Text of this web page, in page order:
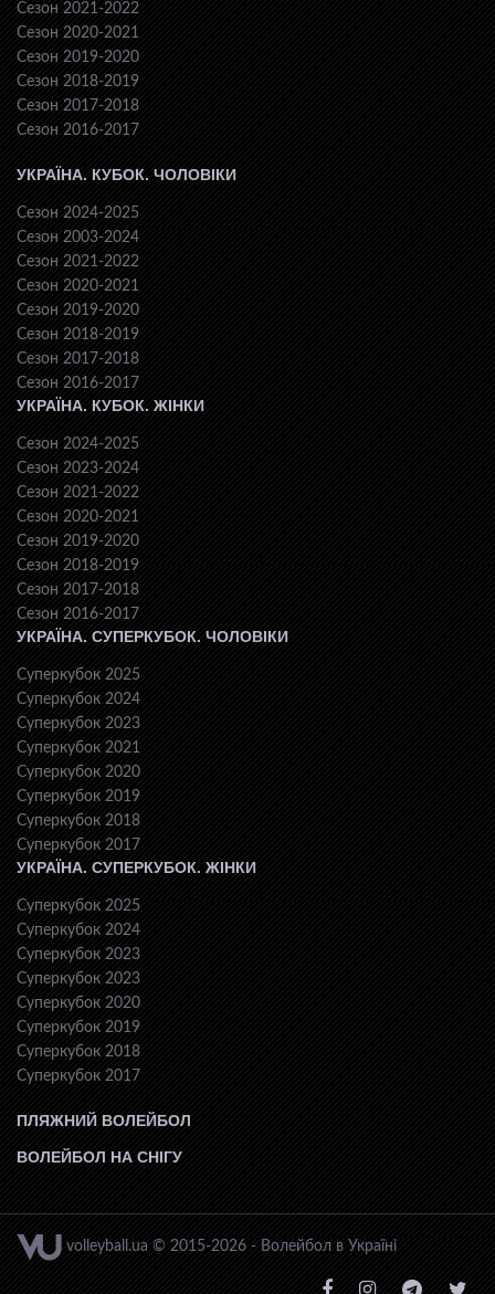
Сезон 2021-2022
Сезон 2020-2021
Сезон 2019-2020
Сезон 2018-2019
Сезон 2017-2018
Сезон 2016-2017
УКРАЇНА. КУБОК. ЧОЛОВІКИ
Сезон 2024-2025
Сезон 2003-2024
Сезон 2021-2022
Сезон 2020-2021
Сезон 2019-2020
Сезон 2018-2019
Сезон 2017-2018
Сезон 2016-2017
УКРАЇНА. КУБОК. ЖІНКИ
Сезон 2024-2025
Сезон 2023-2024
Сезон 2021-2022
Сезон 2020-2021
Сезон 2019-2020
Сезон 2018-2019
Сезон 2017-2018
Сезон 2016-2017
УКРАЇНА. СУПЕРКУБОК. ЧОЛОВІКИ
Суперкубок 2025
Суперкубок 2024
Суперкубок 2023
Суперкубок 2021
Суперкубок 2020
Суперкубок 2019
Суперкубок 2018
Суперкубок 2017
УКРАЇНА. СУПЕРКУБОК. ЖІНКИ
Суперкубок 2025
Суперкубок 2024
Суперкубок 2023
Суперкубок 2023
Суперкубок 2020
Суперкубок 2019
Суперкубок 2018
Суперкубок 2017
ПЛЯЖНИЙ ВОЛЕЙБОЛ
ВОЛЕЙБОЛ НА СНІГУ
volleyball.ua © 2015-2026 - Волейбол в Україні